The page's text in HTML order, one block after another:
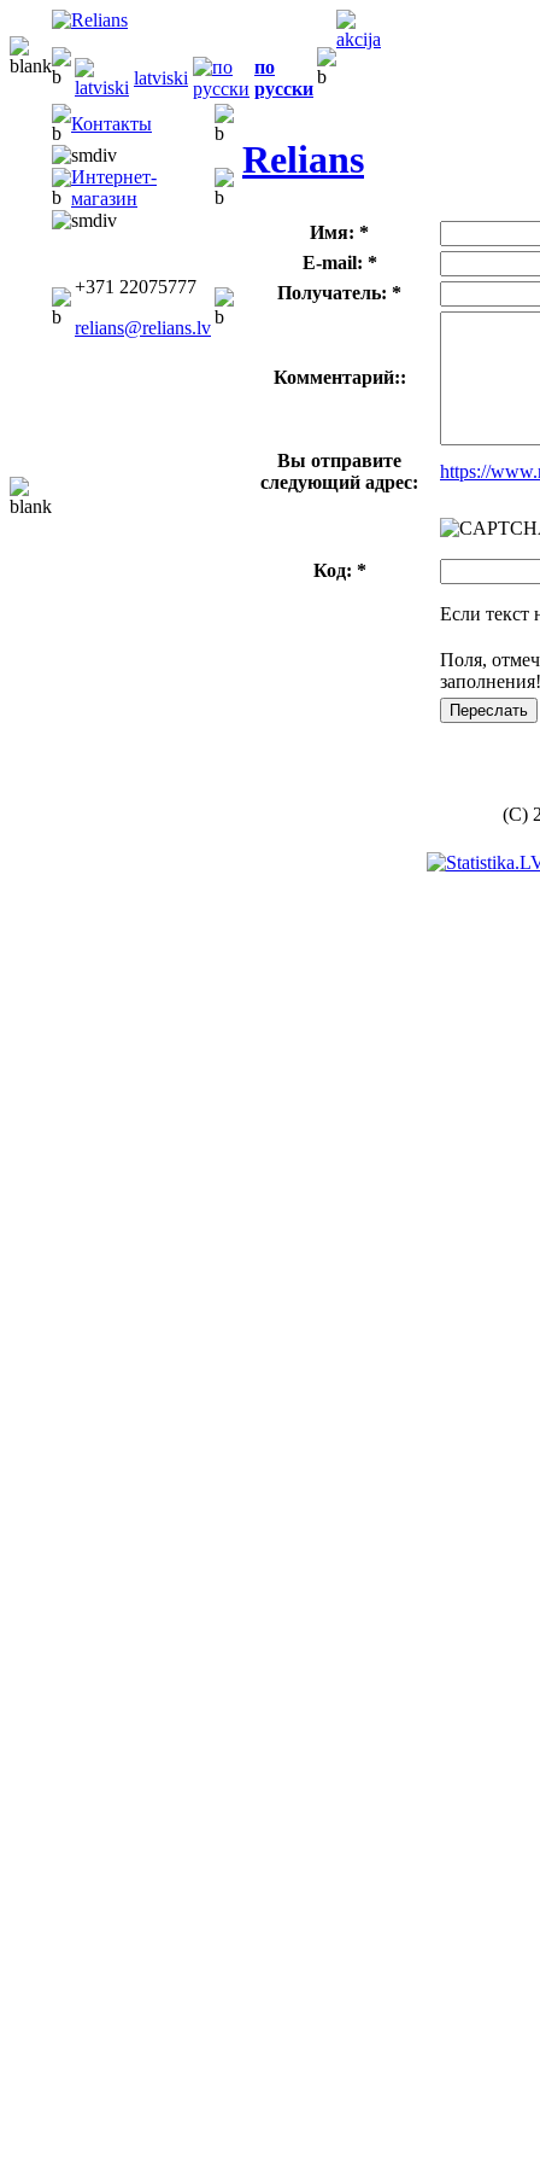
latviski
по
русски
Контакты
Интернет-
магазин
+371 22075777
relians@relians.lv
Relians
Имя: *
E-mail: *
Получатель: *
Комментарий::
Вы отправите
следующий адрес:
https://
Код: *
Если текст
Поля,
заполнения!
(C)